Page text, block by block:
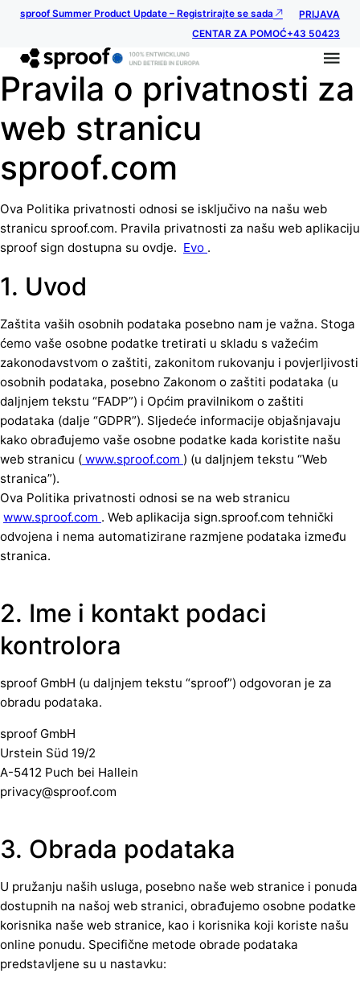
sproof Summer Product Update – Registrirajte se sada
PRIJAVA
CENTAR ZA POMOĆ+43 50423
Pravila o privatnosti za
web stranicu
sproof.com
Ova Politika privatnosti odnosi se isključivo na našu web
stranicu sproof.com. Pravila privatnosti za našu web aplikaciju
sproof sign dostupna su ovdje. Evo .
1. Uvod
Zaštita vaših osobnih podataka posebno nam je važna. Stoga
ćemo vaše osobne podatke tretirati u skladu s važećim
zakonodavstvom o zaštiti, zakonitom rukovanju i povjerljivosti
osobnih podataka, posebno Zakonom o zaštiti podataka (u
daljnjem tekstu “FADP”) i Općim pravilnikom o zaštiti
podataka (dalje “GDPR”). Sljedeće informacije objašnjavaju
kako obrađujemo vaše osobne podatke kada koristite našu
web stranicu ( www.sproof.com ) (u daljnjem tekstu “Web
stranica”).
Ova Politika privatnosti odnosi se na web stranicu
www.sproof.com . Web aplikacija sign.sproof.com tehnički
odvojena i nema automatizirane razmjene podataka između
stranica.
2. Ime i kontakt podaci
kontrolora
sproof GmbH (u daljnjem tekstu “sproof”) odgovoran je za
obradu podataka.
sproof GmbH
Urstein Süd 19/2
A-5412 Puch bei Hallein
privacy@sproof.com
3. Obrada podataka
U pružanju naših usluga, posebno naše web stranice i ponuda
dostupnih na našoj web stranici, obrađujemo osobne podatke
korisnika naše web stranice, kao i korisnika koji koriste našu
online ponudu. Specifične metode obrade podataka
predstavljene su u nastavku: